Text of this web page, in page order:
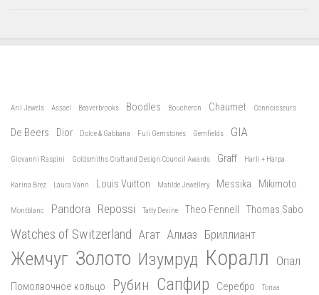
Aril Jewels Assael Beaverbrooks Boodles Boucheron Chaumet Connoisseurs
De Beers Dior Dolce & Gabbana Fuli Gemstones Gemfields GIA
Giovanni Raspini Goldsmiths Craft and Design Council Awards Graff Harli + Harpa
Karina Brez Laura Vann Louis Vuitton Matilde Jewellery Messika Mikimoto
Montblanc Pandora Repossi Tatty Devine Theo Fennell Thomas Sabo
Watches of Switzerland Агат Алмаз Бриллиант
Жемчуг Золото Изумруд Коралл Опал
Помолвочное кольцо Рубин Сапфир Серебро Топаз